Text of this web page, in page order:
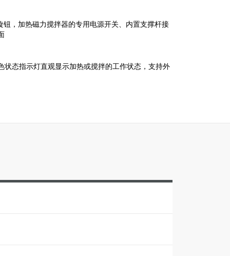
，加热磁力搅拌器的专用电源开关、内置支撑杆接
态指示灯直观显示加热或搅拌的工作状态，支持外